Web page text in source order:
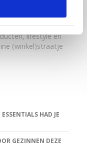
aanstaande en
vol
op het gebied van
lifestyle en
(winkel)straatje
HAD JE
GEZINNEN DEZE